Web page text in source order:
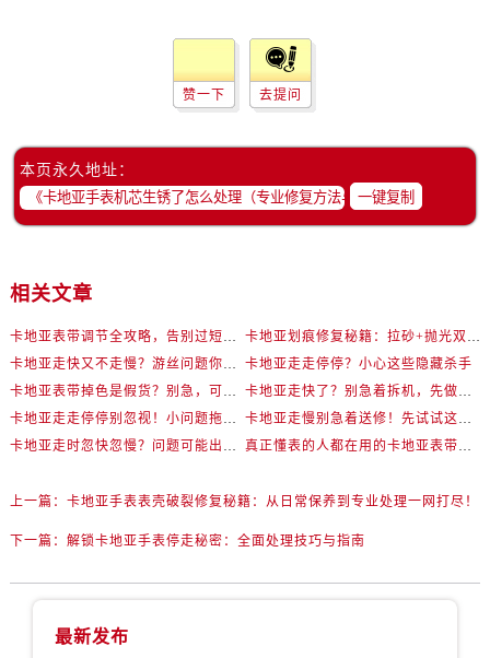
赞一下 去提问
本页永久地址：
一键复制
相关文章
卡地亚表带调节全攻略，告别过短烦恼
卡地亚划痕修复秘籍：拉砂+抛光双工艺还原如新
卡地亚走快又不走慢？游丝问题你了解多少？
卡地亚走走停停？小心这些隐藏杀手
卡地亚表带掉色是假货？别急，可能是这些日常习惯惹的祸
卡地亚走快了？别急着拆机，先做这一步
卡地亚走走停停别忽视！小问题拖成大修很烧钱
卡地亚走慢别急着送修！先试试这些方法
卡地亚走时忽快忽慢？问题可能出在你睡觉时！
真正懂表的人都在用的卡地亚表带调节技巧
上一篇： 卡地亚手表表壳破裂修复秘籍：从日常保养到专业处理一网打尽！
下一篇： 解锁卡地亚手表停走秘密：全面处理技巧与指南
最新发布